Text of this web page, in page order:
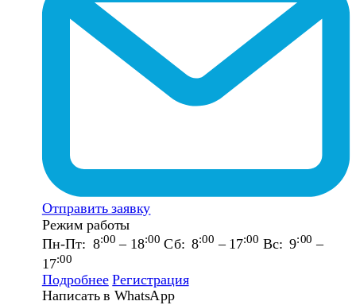
Отправить заявку
Режим работы
Пн-Пт: 8:00 – 18:00 Сб: 8:00 – 17:00 Вс: 9:00 –
17:00
Подробнее Регистрация
Написать в WhatsApp